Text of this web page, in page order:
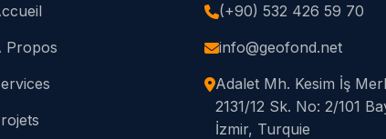
Propos
(+90) 532 426 59 70
info@geofond.net
Adalet Mh. Kesim İş
2131/12 Sk. No: 2/101
İzmir, Turquie